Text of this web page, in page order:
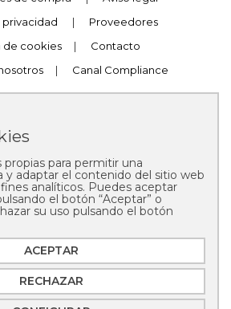
privacidad
|
Proveedores
de cookies
|
Contacto
| Canal Compliance
© 2025 Pastelería Mallorca
para permitir una
y adaptar el contenido del sitio web
analíticos. Puedes aceptar
el botón “Aceptar” o
su uso pulsando el botón
ACEPTAR
RECHAZAR